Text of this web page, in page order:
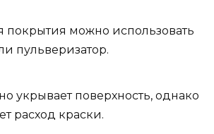
покрытия можно использовать
пульверизатор.
укрывает поверхность, однако
расход краски.